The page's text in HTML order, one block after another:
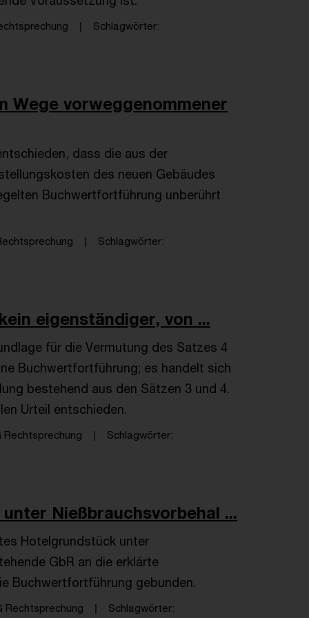
Schlagwörter
Wege vorweggenommener
dass die aus der
des neuen Gebäudes
Buchwertfortführung unberührt
Schlagwörter
eigenständiger, von ...
für die Vermutung des Satzes 4
Buchwertfortführung; es handelt sich
bestehend aus den Sätzen 3 und 4.
Urteil entschieden.
Rechtsprechung
Schlagwörter
Nießbrauchsvorbehal ...
Hotelgrundstück unter
GbR an die erklärte
Buchwertfortführung gebunden.
Rechtsprechung Schlagwörter